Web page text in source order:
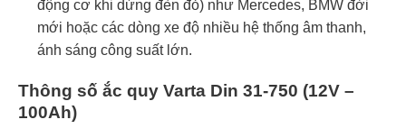
động cơ khi dừng đèn đỏ) như Mercedes, BMW đời
mới hoặc các dòng xe độ nhiều hệ thống âm thanh,
ánh sáng công suất lớn.
Thông số ắc quy Varta Din 31-750 (12V –
100Ah)